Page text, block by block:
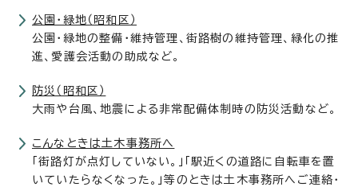
公園・緑地（昭和区）
公園・緑地の整備・維持管理、街路樹の維持管理、緑化の推
進、愛護会活動の助成など。
防災（昭和区）
大雨や台風、地震による非常配備体制時の防災活動など。
こんなときは土木事務所へ
「街路灯が点灯していない。」「駅近くの道路に自転車を置
いていたらなくなった。」等のときは土木事務所へご連絡・